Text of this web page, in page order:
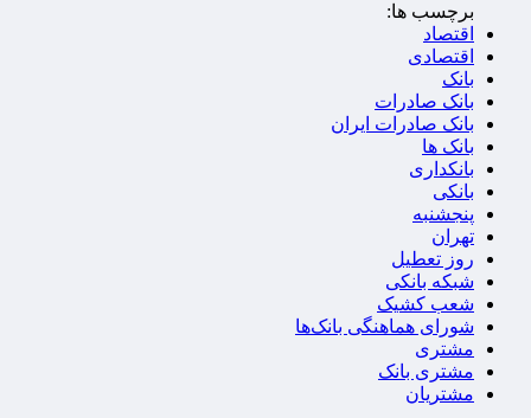
برچسب ها:
اقتصاد
اقتصادی
بانک
بانک صادرات
بانک صادرات ایران
بانک ها
بانکداری
بانکی
پنجشنبه
تهران
روز تعطیل
شبکه بانکی
شعب کشیک
شورای هماهنگی بانک‌ها
مشتری
مشتری بانک
مشتریان